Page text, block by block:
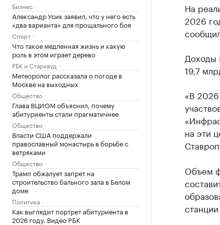
Бизнес
Александр Усик заявил, что у него есть
«два варианта» для прощального боя
Спорт
Что такое медленная жизнь и какую
роль в этом играет дерево
РБК и Старквуд
Метеоролог рассказала о погоде в
Москве на выходных
Общество
Глава ВЦИОМ объяснил, почему
абитуриенты стали прагматичнее
Общество
Власти США поддержали
православный монастырь в борьбе с
ветряками
Общество
Трамп обжалует запрет на
строительство бального зала в Белом
доме
Политика
Как выглядит портрет абитуриента в
2026 году. Видео РБК
На
2026
Доходы
19,7
«В
на эти
Объем